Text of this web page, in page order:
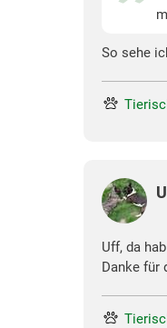
So sehe
Uff, da
Danke für